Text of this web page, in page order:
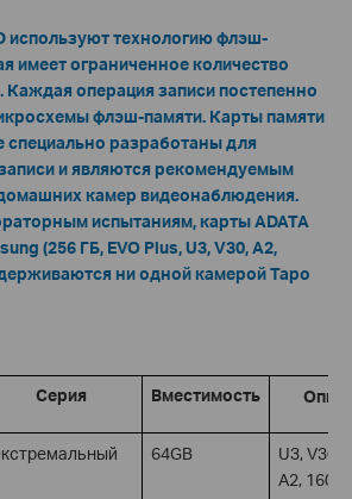
используют технологию флэш-
имеет ограниченное количество
Каждая операция записи постепенно
флэш-памяти. Карты памяти
специально разработаны для
и являются рекомендуемым
камер видеонаблюдения.
испытаниям, карты ADATA
(256 ГБ, EVO Plus, U3, V30, A2,
ни одной камерой Tapo
Серия Вместимость
64GB
U3, V30,
A2,